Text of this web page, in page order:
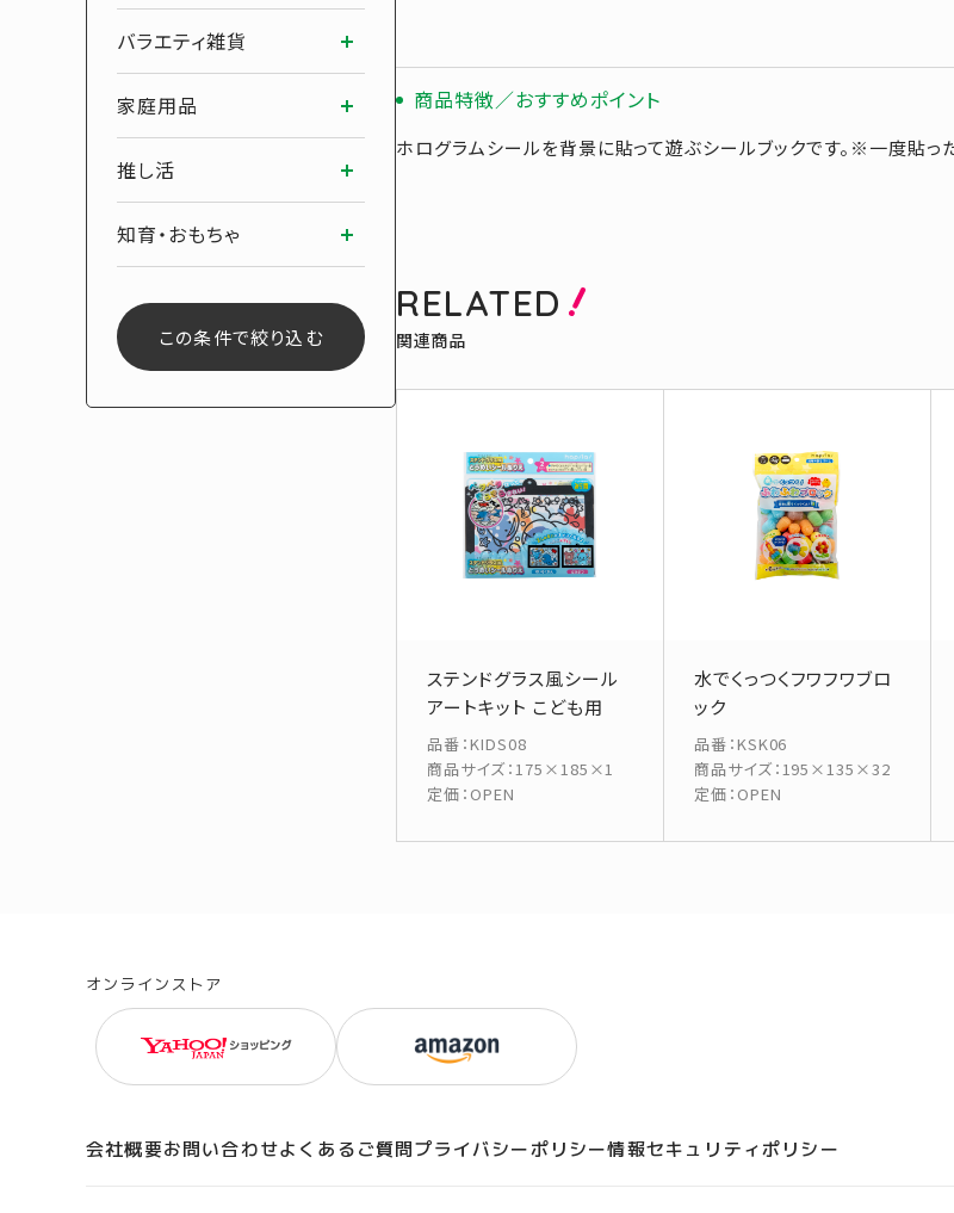
バラエティ雑貨
家庭用品
推し活
知育・おもちゃ
この条件で絞り込む
商品特徴／おすすめポイント
ホログラムシールを背景に貼って遊ぶシールブックです。※一度貼っ
RELATED
関連商品
ステンドグラス風シール
アートキット こども用
品番 ：KIDS08
商品サイズ ：175×185×1
定価 ： OPEN
水でくっつくフワフワブロ
ック
品番 ：KSK06
商品サイズ ：195×135×32
定価 ： OPEN
会社概要お問い合わせよくあるご質問プライバシーポリシー情報セキュリティポリシー
オンラインストア